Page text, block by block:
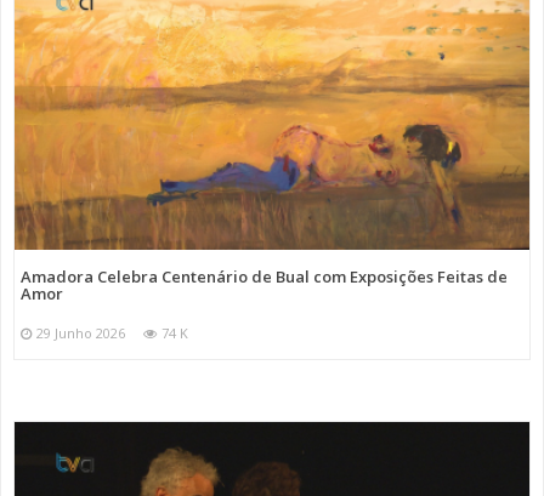
Amadora Celebra Centenário de Bual com Exposições Feitas de
Amor
29 Junho 2026 74 K